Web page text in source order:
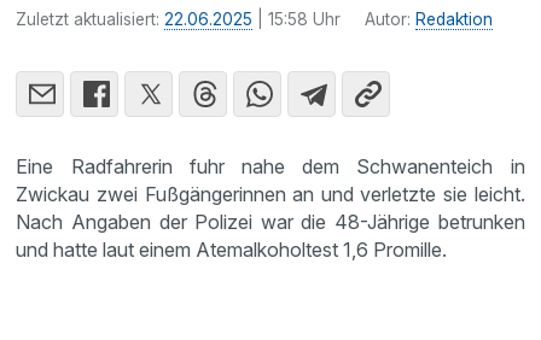
Zuletzt aktualisiert:22.06.2025 | 15:58 Uhr Autor: Redaktion
Eine Radfahrerin fuhr nahe dem Schwanenteich in
Zwickau zwei Fußgängerinnen an und verletzte sie leicht.
Nach Angaben der Polizei war die 48-Jährige betrunken
und hatte laut einem Atemalkoholtest 1,6 Promille.